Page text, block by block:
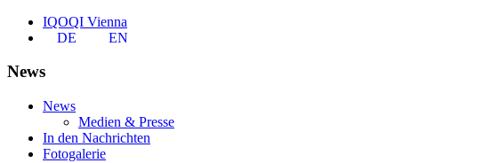
IQOQI Vienna
DE
EN
News
News
Medien & Presse
In den Nachrichten
Fotogalerie